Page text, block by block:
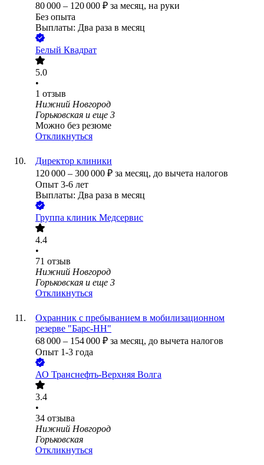
80 000 – 120 000 ₽ за месяц, на руки
Без опыта
Выплаты: Два раза в месяц
Белый Квадрат
5.0
•
1 отзыв
Нижний Новгород
Горьковская и еще 3
Можно без резюме
Откликнуться
Директор клиники
120 000 – 300 000 ₽ за месяц, до вычета налогов
Опыт 3-6 лет
Выплаты: Два раза в месяц
Группа клиник Медсервис
4.4
•
71 отзыв
Нижний Новгород
Горьковская и еще 3
Откликнуться
Охранник с пребыванием в мобилизационном
резерве "Барс-НН"
68 000 – 154 000 ₽ за месяц, до вычета налогов
Опыт 1-3 года
АО Транснефть-Верхняя Волга
3.4
•
34 отзыва
Нижний Новгород
Горьковская
Откликнуться